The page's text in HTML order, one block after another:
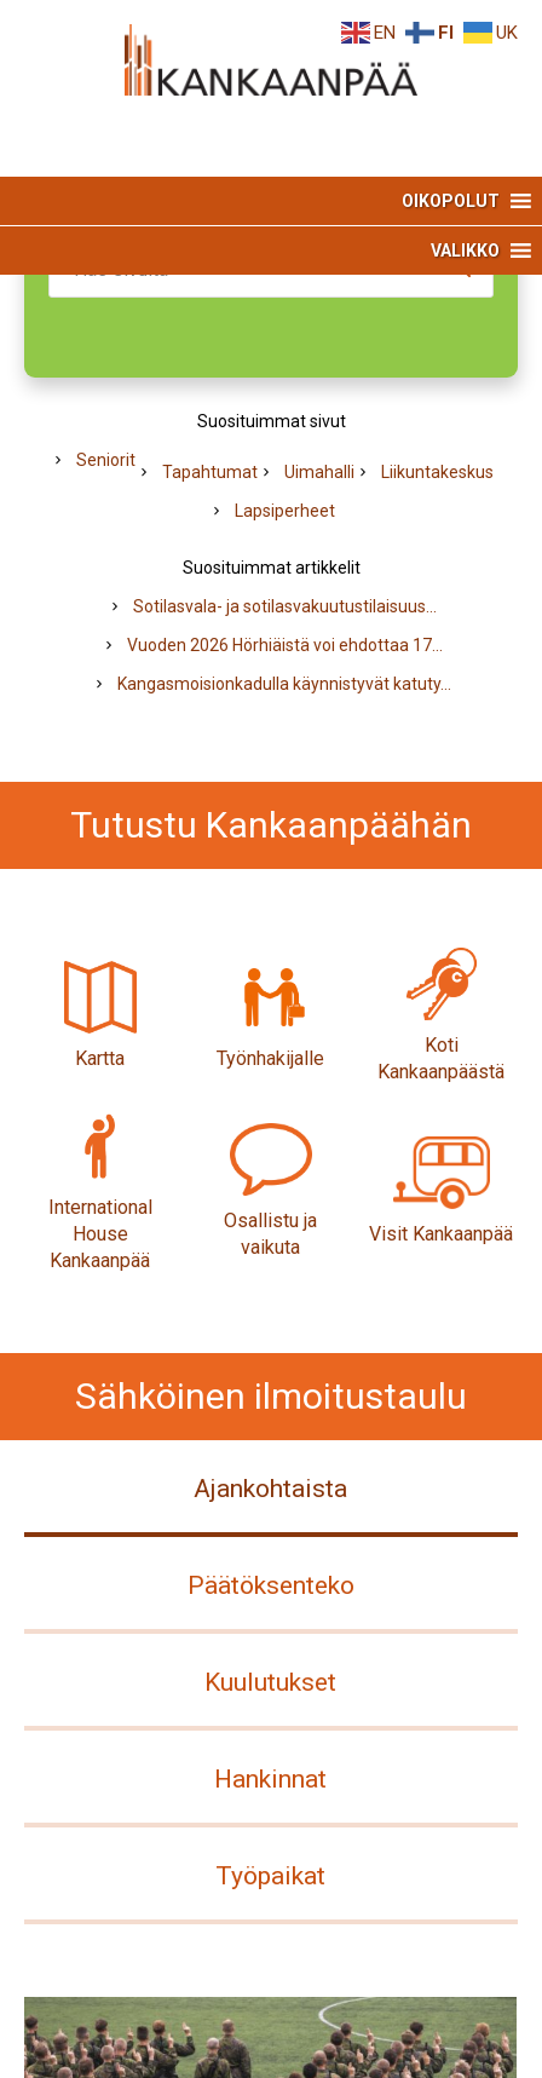
OIKOPOLUT
VALIKKO
Suosituimmat sivut
Seniorit
Tapahtumat Uimahalli
Liikuntakeskus
Lapsiperheet
Suosituimmat artikkelit
Sotilasvala- ja sotilasvakuutustilaisuus...
Vuoden 2026 Hörhiäistä voi ehdottaa 17...
Kangasmoisionkadulla käynnistyvät katuty...
Tutustu Kankaanpäähän
Kankaanpään
Kartta Työnhakijalle
Koti
Kankaanpäästä
International
House
Kankaanpää
Osallistu ja
vaikuta
Visit Kankaanpää
Sähköinen ilmoitustaulu
Ajankohtaista
Päätöksenteko
Kuulutukset
Hankinnat
Työpaikat
EN FI UK